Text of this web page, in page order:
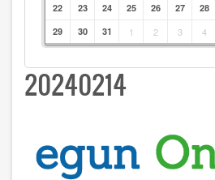
22
23 24 25 26 27
28
29
30 31 1 2 3 4
20240214